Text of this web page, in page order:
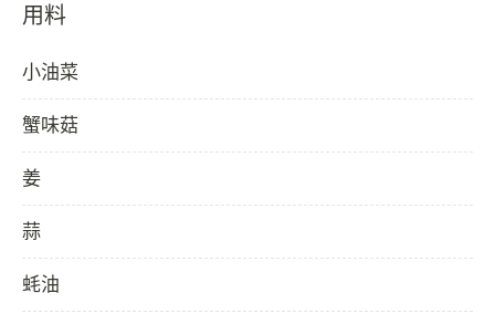
用料
小油菜
蟹味菇
姜
蒜
蚝油